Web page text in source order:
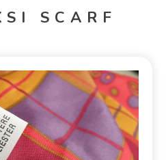
SCARF